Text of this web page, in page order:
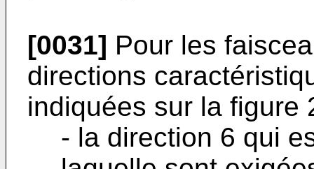
[0031] Pour les
directions
indiquées sur la figure
- la direction 6 qui